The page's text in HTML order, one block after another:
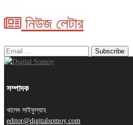
নিউজ লেটার
সম্পাদক
খালেদ সাইফুল্যাহ
editor@digitalsomoy.com